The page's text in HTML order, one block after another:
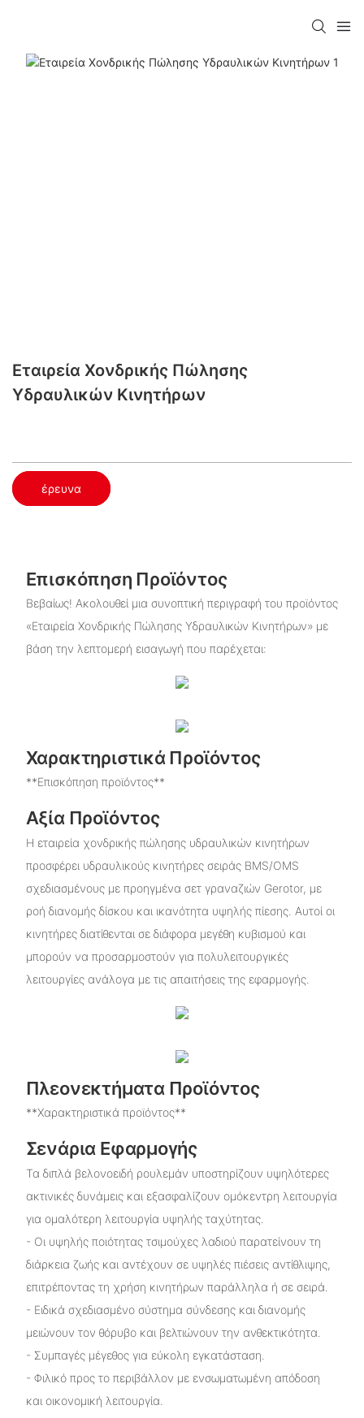
Εταιρεία Χονδρικής Πώλησης
Υδραυλικών Κινητήρων
έρευνα
Επισκόπηση Προϊόντος
Βεβαίως! Ακολουθεί μια συνοπτική περιγραφή του προϊόντος
«Εταιρεία Χονδρικής Πώλησης Υδραυλικών Κινητήρων» με
βάση την λεπτομερή εισαγωγή που παρέχεται:
Χαρακτηριστικά Προϊόντος
**Επισκόπηση προϊόντος**
Αξία Προϊόντος
Η εταιρεία χονδρικής πώλησης υδραυλικών κινητήρων
προσφέρει υδραυλικούς κινητήρες σειράς BMS/OMS
σχεδιασμένους με προηγμένα σετ γραναζιών Gerotor, με
ροή διανομής δίσκου και ικανότητα υψηλής πίεσης. Αυτοί οι
κινητήρες διατίθενται σε διάφορα μεγέθη κυβισμού και
μπορούν να προσαρμοστούν για πολυλειτουργικές
λειτουργίες ανάλογα με τις απαιτήσεις της εφαρμογής.
Πλεονεκτήματα Προϊόντος
**Χαρακτηριστικά προϊόντος**
Σενάρια Εφαρμογής
Τα διπλά βελονοειδή ρουλεμάν υποστηρίζουν υψηλότερες
ακτινικές δυνάμεις και εξασφαλίζουν ομόκεντρη λειτουργία
για ομαλότερη λειτουργία υψηλής ταχύτητας.
- Οι υψηλής ποιότητας τσιμούχες λαδιού παρατείνουν τη
διάρκεια ζωής και αντέχουν σε υψηλές πιέσεις αντίθλιψης,
επιτρέποντας τη χρήση κινητήρων παράλληλα ή σε σειρά.
- Ειδικά σχεδιασμένο σύστημα σύνδεσης και διανομής
μειώνουν τον θόρυβο και βελτιώνουν την ανθεκτικότητα.
- Συμπαγές μέγεθος για εύκολη εγκατάσταση.
- Φιλικό προς το περιβάλλον με ενσωματωμένη απόδοση
και οικονομική λειτουργία.